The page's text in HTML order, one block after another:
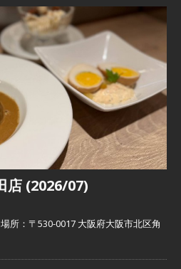
店 (2026/07)
所：〒530-0017 大阪府大阪市北区角